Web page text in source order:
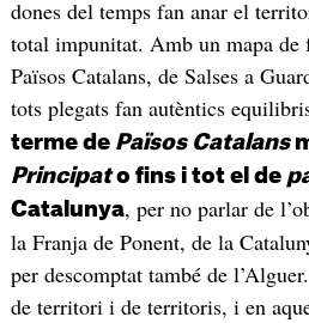
dones del temps fan anar el
total impunitat. Amb un mapa de
Països Catalans, de Salses a
tots plegats fan autèntics
terme de Països Catalans
Principato fins i tot el de
Catalunya, per no parlar de
la Franja de Ponent, de la
per descomptat també de
de territori i de territoris, i en